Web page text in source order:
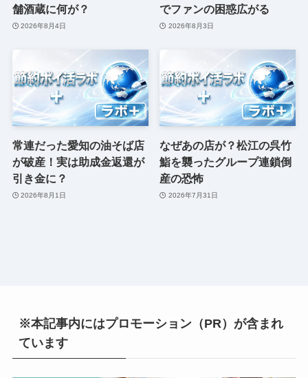
舗酒蔵に何が？
2026年8月4日
でファンの困惑広がる
2026年8月3日
常連だった愛知の油そば店
が破産！実は助成金返還が
引き金に？
2026年8月1日
なぜあの店が？松江の呉竹
鮨を襲ったグループ連鎖倒
産の恐怖
2026年7月31日
※本記事内にはプロモーション（PR）が含まれ
ています